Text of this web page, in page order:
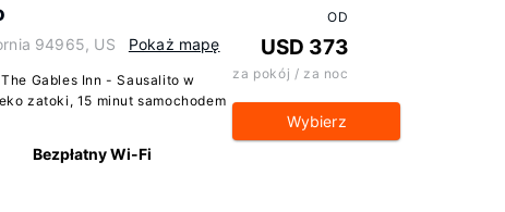
94965, US Pokaż mapę
Gables Inn - Sausalito w
zatoki, 15 minut samochodem
Bezpłatny Wi-Fi
OD
USD 373
za pokój / za noc
Wybierz